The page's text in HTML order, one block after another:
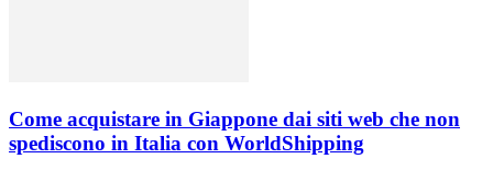
Come acquistare in Giappone dai siti web che non
spediscono in Italia con WorldShipping